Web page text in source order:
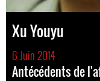
Xu Youyu
6 Juin 2014
Antécédents de